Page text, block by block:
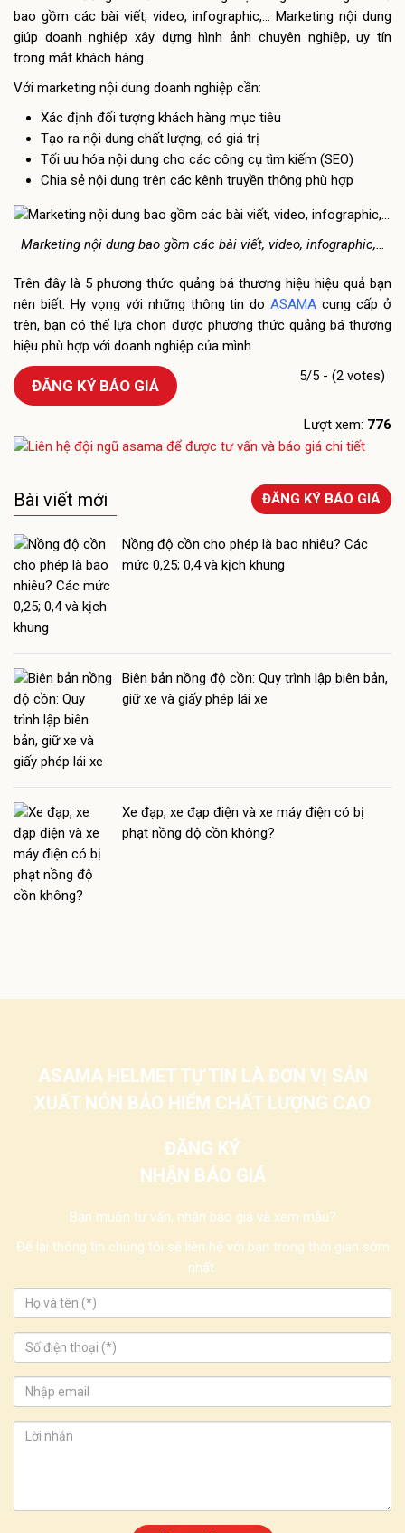
bao gồm các bài viết, video, infographic,… Marketing nội dung
giúp doanh nghiệp xây dựng hình ảnh chuyên nghiệp, uy tín
trong mắt khách hàng.
Với marketing nội dung doanh nghiệp cần:
Xác định đối tượng khách hàng mục tiêu
Tạo ra nội dung chất lượng, có giá trị
Tối ưu hóa nội dung cho các công cụ tìm kiếm (SEO)
Chia sẻ nội dung trên các kênh truyền thông phù hợp
Marketing nội dung bao gồm các bài viết, video, infographic,…
Trên đây là 5 phương thức quảng bá thương hiệu hiệu quả bạn
nên biết. Hy vọng với những thông tin doASAMA cung cấp ở
trên, bạn có thể lựa chọn được phương thức quảng bá thương
hiệu phù hợp với doanh nghiệp của mình.
5/5 - (2 votes)
ĐĂNG KÝ BÁO GIÁ
Lượt xem: 776
Bài viết mới ĐĂNG KÝ BÁO GIÁ
Nồng độ cồn cho phép là bao nhiêu? Các
mức 0,25; 0,4 và kịch khung
Biên bản nồng độ cồn: Quy trình lập biên bản,
giữ xe và giấy phép lái xe
Xe đạp, xe đạp điện và xe máy điện có bị
phạt nồng độ cồn không?
ASAMA HELMET TỰ TIN LÀ ĐƠN VỊ SẢN
XUẤT NÓN BẢO HIỂM CHẤT LƯỢNG CAO
ĐĂNG KÝ
NHẬN BÁO GIÁ
Bạn muốn tư vấn, nhận báo giá và xem mẫu?
Để lại thông tin chúng tôi sẽ liên hệ với bạn trong thời gian sớm
nhất.